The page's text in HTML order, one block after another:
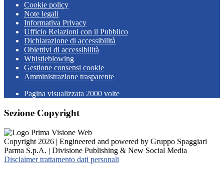
Cookie policy
Note legali
Informativa Privacy
Ufficio Relazioni con il Pubblico
Dichiarazione di accessibilità
Obiettivi di accessibilità
Whistleblowing
Gestione consensi cookie
Amministrazione trasparente
Pagina visualizzata 2000 volte
Sezione Copyright
Copyright 2026 | Engineered and powered by Gruppo Spaggiari
Parma S.p.A. | Divisione Publishing & New Social Media
Disclaimer trattamento dati personali